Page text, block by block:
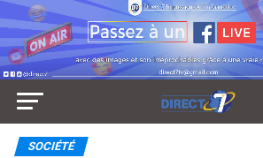
SOCIÉTÉ